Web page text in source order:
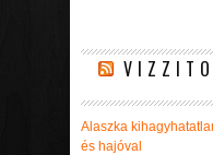
Alaszka
és hajóval